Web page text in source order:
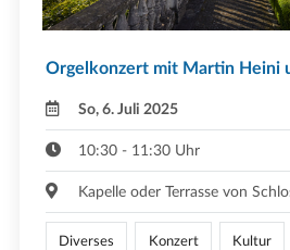
Orgelkonzert mit Martin Heini
So, 6. Juli 2025
10:30 - 11:30 Uhr
Kapelle oder Terrasse von
Diverses Konzert Kultur